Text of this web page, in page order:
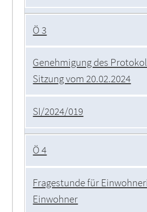
Ö 3
Genehmigung des
Sitzung vom 20.02.2024
SI/2024/019
Ö 4
Fragestunde für
Einwohner